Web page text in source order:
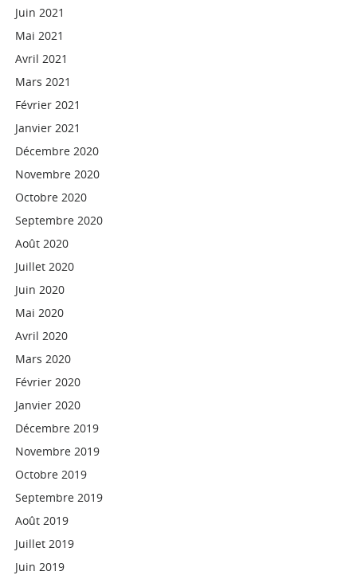
Juin 2021
Mai 2021
Avril 2021
Mars 2021
Février 2021
Janvier 2021
Décembre 2020
Novembre 2020
Octobre 2020
Septembre 2020
Août 2020
Juillet 2020
Juin 2020
Mai 2020
Avril 2020
Mars 2020
Février 2020
Janvier 2020
Décembre 2019
Novembre 2019
Octobre 2019
Septembre 2019
Août 2019
Juillet 2019
Juin 2019